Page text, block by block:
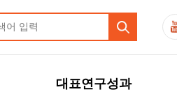
대표연구성과